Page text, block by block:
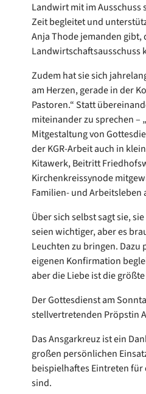
Landwirt mit im Ausschuss
Zeit begleitet und
Anja Thode jemanden
Landwirtschaftsausschuss
Zudem hat sie sich
am Herzen, gerade in der
Pastoren.“ Statt
miteinander zu sprechen –
Mitgestaltung von
der KGR-Arbeit auch in
Kitawerk, Beitritt
Kirchenkreissynode
Familien- und
Über sich selbst sagt sie,
seien wichtiger, aber es
Leuchten zu bringen. Dazu
eigenen Konfirmation
aber die Liebe ist die
Der Gottesdienst am
stellvertretenden Pröpstin
Das Ansgarkreuz ist ein
großen persönlichen
beispielhaftes Eintreten
sind.